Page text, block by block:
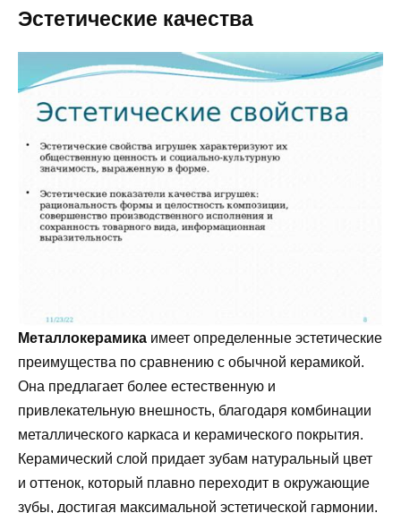
Эстетические качества
Металлокерамика имеет определенные эстетические
преимущества по сравнению с обычной керамикой.
Она предлагает более естественную и
привлекательную внешность, благодаря комбинации
металлического каркаса и керамического покрытия.
Керамический слой придает зубам натуральный цвет
и оттенок, который плавно переходит в окружающие
зубы, достигая максимальной эстетической гармонии.